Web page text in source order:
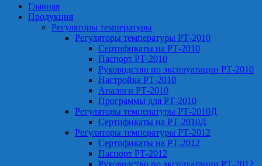
Главная
Продукция
Регуляторы температуры
Регуляторы температуры РТ-2010
Сертификаты на РТ-2010
Паспорт РТ-2010
Руководство по эксплуатации РТ-2010
Настройка РТ-2010
Аналоги РТ-2010
Программы для РТ-2010
Регуляторы температуры РТ-2010Д
Сертификаты на РТ-2010Д
Регуляторы температуры РТ-2012
Сертификаты на РТ-2012
Паспорт РТ-2012
Руководство по эксплуатации РТ-2012